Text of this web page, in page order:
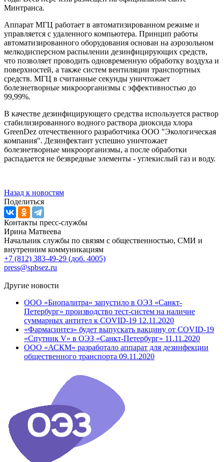
Минтранса.
Аппарат МГЦ работает в автоматизированном режиме и
управляется с удаленного компьютера. Принцип работы
автоматизированного оборудования основан на аэрозольном
мелкодисперсном распылении дезинфицирующих средств,
что позволяет проводить одновременную обработку воздуха и
поверхностей, а также систем вентиляции транспортных
средств. МГЦ в считанные секунды уничтожает
болезнетворные микроорганизмы с эффективностью до
99,99%.
В качестве дезинфицирующего средства используется раствор
стабилизированного водного раствора диоксида хлора
GreenDez отечественного разработчика ООО "Экологическая
компания". Дезинфектант успешно уничтожает
болезнетворные микроорганизмы, а после обработки
распадается не безвредные элементы - углекислый газ и воду.
Назад к новостям
Поделиться
Контакты пресс-службы
Ирина Матвеева
Начальник службы по связям с общественностью, СМИ и
внутренним коммуникациям
+7 (812) 383-49-29 (доб. 4005)
press@spbsez.ru
Другие новости
ООО «Биопалитра» запустило в ОЭЗ «Санкт-
Петербург» производство тест-систем на наличие
суммарных антител к COVID-19 12.11.2020
«Фармасинтез» будет выпускать вакцину от COVID-19
«Спутник V» в ОЭЗ «Санкт-Петербург» 11.11.2020
ООО «АСКМ» разработало аппарат для дезинфекции
общественного транспорта 09.11.2020